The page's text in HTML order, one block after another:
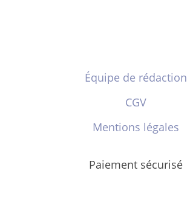
Équipe de rédaction
CGV
Mentions légales
Paiement sécurisé